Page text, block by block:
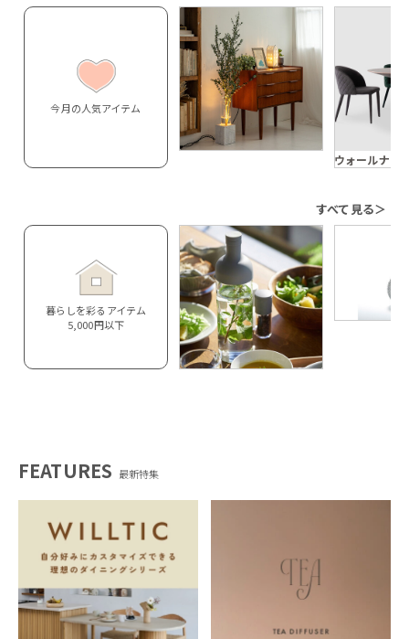
今月の人気アイテム
ウォールナッ
すべて見る＞
暮らしを彩るアイテム
5,000円以下
FEATURES 最新特集